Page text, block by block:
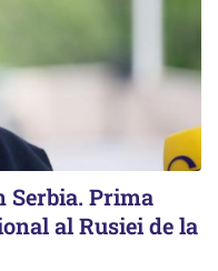
Prima
al Rusiei de la